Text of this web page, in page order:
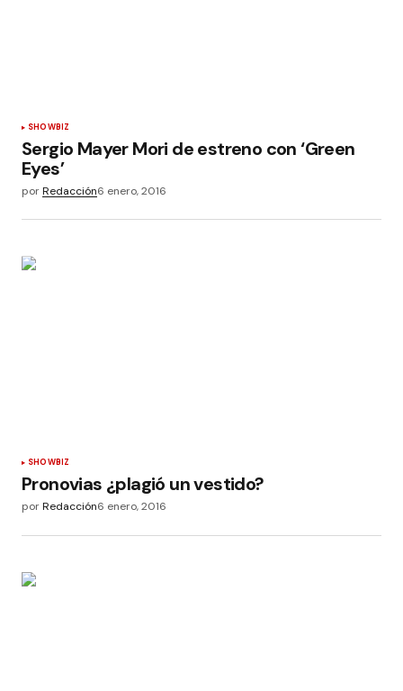
SHOWBIZ
Sergio Mayer Mori de estreno con ‘Green
Eyes’
porRedacción6 enero, 2016
SHOWBIZ
Pronovias ¿plagió un vestido?
porRedacción6 enero, 2016